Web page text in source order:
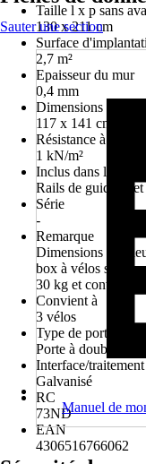
Taille l x p sans
130 x 211 cm
Surface
2,7 m²
Epaisseur du mur
0,4 mm
Dimensions de
117 x 141 cm
Résistance à la
1 kN/m²
Inclus dans la
Rails de guidage
Série
-
Remarque
Dimensions
box à vélos sont
30 kg et
Convient à
3 vélos
Type de porte
Porte à double
Interface/
Galvanisé
RC
73ND
EAN
4306516766062
Sauter une section
Manuel de